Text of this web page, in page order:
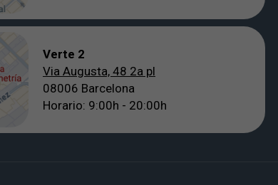
Verte 2
Via Augusta, 48 2a pl
08006 Barcelona
Horario: 9:00h - 20:00h